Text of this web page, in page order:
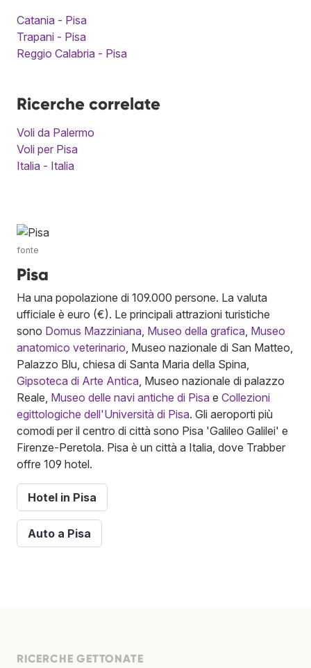
Catania - Pisa
Trapani - Pisa
Reggio Calabria - Pisa
Ricerche correlate
Voli da Palermo
Voli per Pisa
Italia - Italia
fonte
Pisa
Ha una popolazione di 109.000 persone. La valuta
ufficiale è euro (€). Le principali attrazioni turistiche
sono Domus Mazziniana, Museo della grafica, Museo
anatomico veterinario, Museo nazionale di San Matteo,
Palazzo Blu, chiesa di Santa Maria della Spina,
Gipsoteca di Arte Antica, Museo nazionale di palazzo
Reale, Museo delle navi antiche di Pisa e Collezioni
egittologiche dell'Università di Pisa. Gli aeroporti più
comodi per il centro di città sono Pisa 'Galileo Galilei' e
Firenze-Peretola. Pisa è un città a Italia, dove Trabber
offre 109 hotel.
Hotel in Pisa
Auto a Pisa
RICERCHE GETTONATE